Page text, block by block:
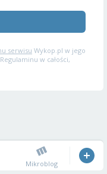
serwisu Wykop.pl w jego
w całości,
Mikroblog